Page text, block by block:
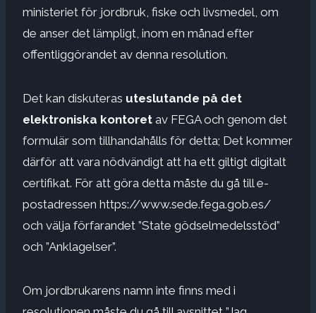
ministeriet för jordbruk, fiske och livsmedel, om
de anser det lämpligt, inom en månad efter
offentliggörandet av denna resolution.
Det kan diskuteras uteslutande på det
elektroniska kontoret av FEGA och genom det
formulär som tillhandahålls för detta; Det kommer
därför att vara nödvändigt att ha ett giltigt digitalt
certifikat. För att göra detta måste du gå till e-
postadressen https://www.sede.fega.gob.es/
och välja förfarandet ”State gödselmedelsstöd”
och ”Anklagelser”.
Om jordbrukarens namn inte finns med i